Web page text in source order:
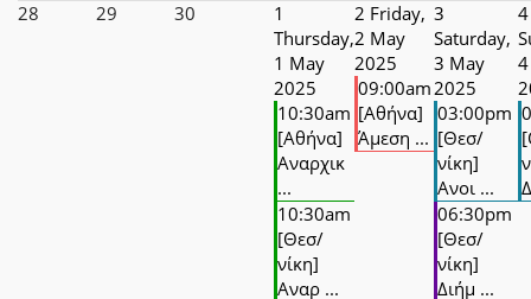
28
29 30
1
Thursday,
1 May
2025
10:30am
[Αθήνα]
Αναρχικ
...
10:30am
[Θεσ/
νίκη]
Αναρ ...
2 Friday,
2 May
2025
09:00am
[Αθήνα]
Άμεση ...
3
Saturday,
3 May
2025
03:00pm
[Θεσ/
νίκη]
Ανοι ...
06:30pm
[Θεσ/
νίκη]
Διήμ ...
4